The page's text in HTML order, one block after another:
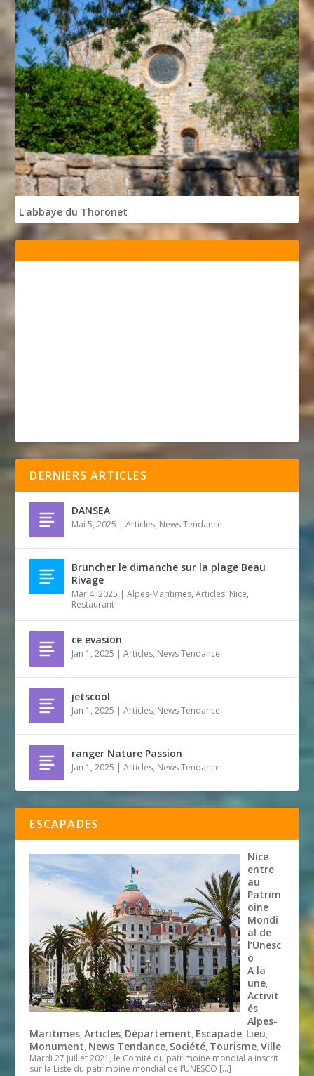
L'abbaye du Thoronet
DERNIERS ARTICLES
DANSEA
Mai 5, 2025 |Articles, News Tendance
Bruncher le dimanche sur la plage Beau
Rivage
Mar 4, 2025 |Alpes-Maritimes,Articles, Nice,
Restaurant
ce evasion
Jan 1, 2025 |Articles, News Tendance
jetscool
Jan 1, 2025 |Articles, News Tendance
ranger Nature Passion
Jan 1, 2025 |Articles, News Tendance
ESCAPADES
Nice
entre
au
Patrim
oine
Mondi
al de
l’Unesc
o
A la
une,
Activit
és,
Alpes-
Maritimes,Articles, Département, Escapade, Lieu,
Monument, News Tendance, Société, Tourisme,Ville
Mardi 27 juillet 2021, le Comité du patrimoine mondial a inscrit
sur la Liste du patrimoine mondial de l’UNESCO […]